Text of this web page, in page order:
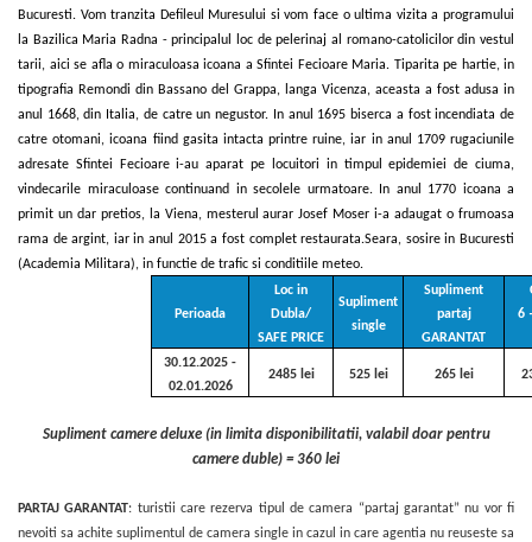
Bucuresti. Vom tranzita Defileul Muresului si vom face o ultima vizita a programului
la Bazilica Maria Radna - principalul loc de pelerinaj al romano-catolicilor din vestul
tarii, aici se afla o miraculoasa icoana a Sfintei Fecioare Maria. Tiparita pe hartie, in
tipografia Remondi din Bassano del Grappa, langa Vicenza, aceasta a fost adusa in
anul 1668, din Italia, de catre un negustor. In anul 1695 biserca a fost incendiata de
catre otomani, icoana fiind gasita intacta printre ruine, iar in anul 1709 rugaciunile
adresate Sfintei Fecioare i-au aparat pe locuitori in timpul epidemiei de ciuma,
vindecarile miraculoase continuand in secolele urmatoare. In anul 1770 icoana a
primit un dar pretios, la Viena, mesterul aurar Josef Moser i-a adaugat o frumoasa
rama de argint, iar in anul 2015 a fost complet restaurata.Seara, sosire in Bucuresti
(Academia Militara), in functie de trafic si conditiile meteo.
Perioada
Loc in
Dubla/
SAFE PRICE
Supliment
single
Supliment
partaj
GARANTAT
6
30.12.2025 -
02.01.2026
2485 lei 525 lei 265 lei
Supliment camere deluxe (in limita disponibilitatii, valabil doar pentru
camere duble) = 360 lei
PARTAJ GARANTAT: turistii care rezerva tipul de camera “partaj garantat” nu vor fi
nevoiti sa achite suplimentul de camera single in cazul in care agentia nu reuseste sa